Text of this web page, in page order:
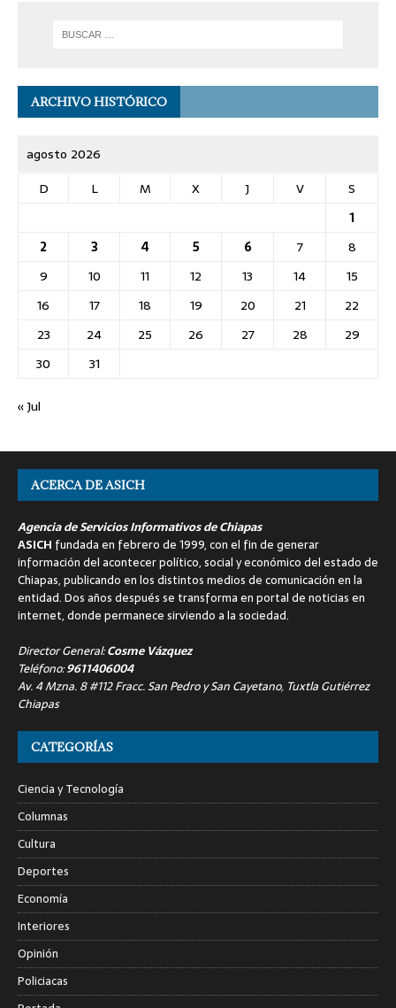
ARCHIVO HISTÓRICO
agosto 2026
D
L M X J V
S
1
2
3 4 5 6 7
8
9
10 11 12 13 14
15
16
17 18 19 20 21
22
23
24 25 26 27 28
29
30
31
« Jul
ACERCA DE ASICH
Agencia de Servicios Informativos de Chiapas
ASICH fundada en febrero de 1999, con el fin de generar
información del acontecer político, social y económico del estado de
Chiapas, publicando en los distintos medios de comunicación en la
entidad. Dos años después se transforma en portal de noticias en
internet, donde permanece sirviendo a la sociedad.
Director General:Cosme Vázquez
Teléfono:9611406004
Av. 4 Mzna. 8 #112 Fracc. San Pedro y San Cayetano, Tuxtla Gutiérrez
Chiapas
CATEGORÍAS
Ciencia y Tecnología
Columnas
Cultura
Deportes
Economía
Interiores
Opinión
Policiacas